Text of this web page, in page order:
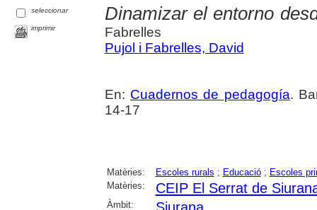
seleccionar
imprimir
Dinamizar el entorno
Fabrelles
Pujol i Fabrelles, David
En: Cuadernos de pedagogía.
14-17
Matèries: Escoles rurals ; Educació; Escoles
Matèries:
CEIP El Serrat de
Àmbit: